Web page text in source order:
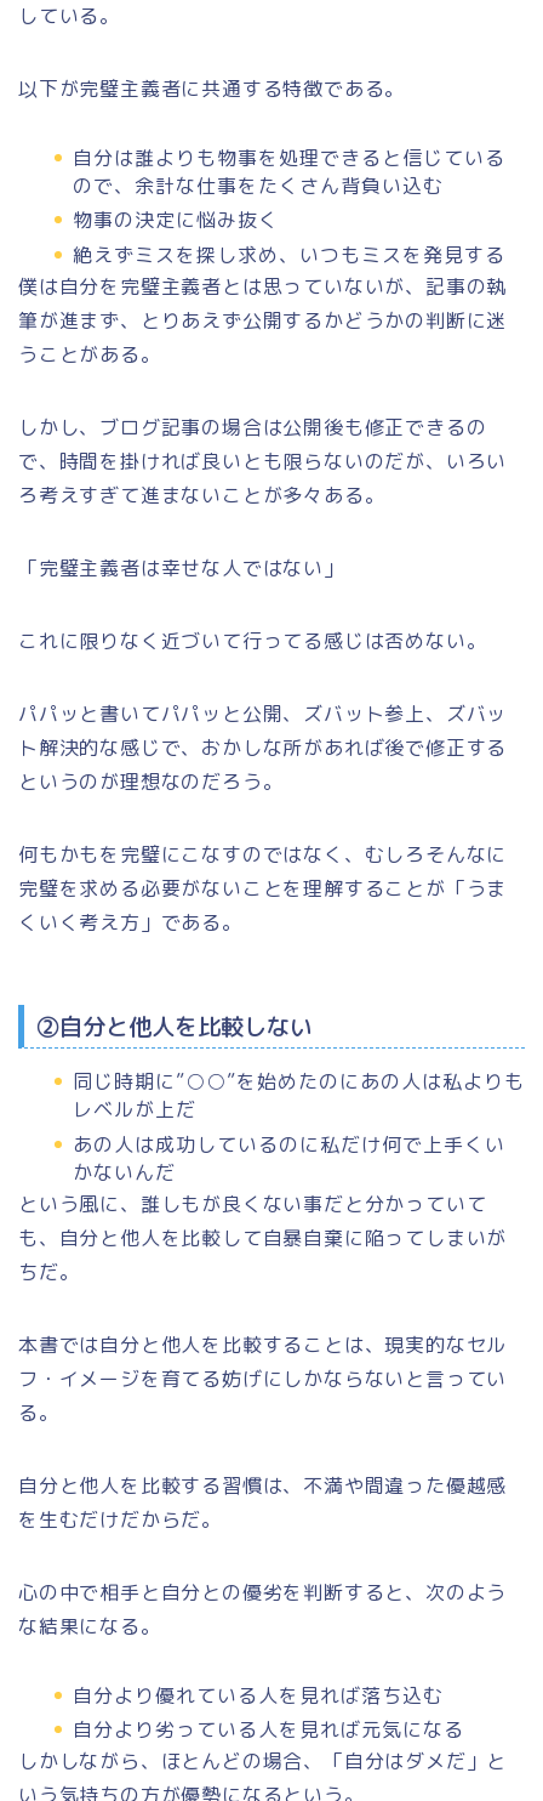
している。
以下が完璧主義者に共通する特徴である。
自分は誰よりも物事を処理できると信じている
ので、余計な仕事をたくさん背負い込む
物事の決定に悩み抜く
絶えずミスを探し求め、いつもミスを発見する
僕は自分を完璧主義者とは思っていないが、記事の執
筆が進まず、とりあえず公開するかどうかの判断に迷
うことがある。
しかし、ブログ記事の場合は公開後も修正できるの
で、時間を掛ければ良いとも限らないのだが、いろい
ろ考えすぎて進まないことが多々ある。
「完璧主義者は幸せな人ではない」
これに限りなく近づいて行ってる感じは否めない。
パパッと書いてパパッと公開、ズバット参上、ズバッ
ト解決的な感じで、おかしな所があれば後で修正する
というのが理想なのだろう。
何もかもを完璧にこなすのではなく、むしろそんなに
完璧を求める必要がないことを理解することが「うま
くいく考え方」である。
②自分と他人を比較しない
同じ時期に”○○”を始めたのにあの人は私よりも
レベルが上だ
あの人は成功しているのに私だけ何で上手くい
かないんだ
という風に、誰しもが良くない事だと分かっていて
も、自分と他人を比較して自暴自棄に陥ってしまいが
ちだ。
本書では自分と他人を比較することは、現実的なセル
フ・イメージを育てる妨げにしかならないと言ってい
る。
自分と他人を比較する習慣は、不満や間違った優越感
を生むだけだからだ。
心の中で相手と自分との優劣を判断すると、次のよう
な結果になる。
自分より優れている人を見れば落ち込む
自分より劣っている人を見れば元気になる
しかしながら、ほとんどの場合、
「自分はダメだ」 と
いう気持ちの方が優勢になるという。